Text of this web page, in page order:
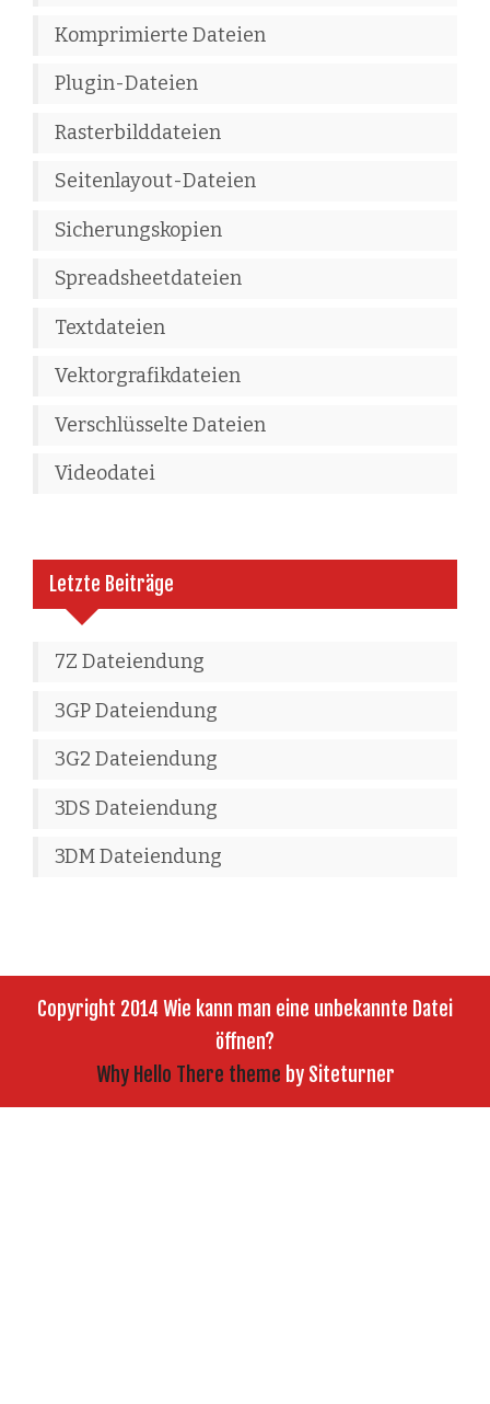
Komprimierte Dateien
Plugin-Dateien
Rasterbilddateien
Seitenlayout-Dateien
Sicherungskopien
Spreadsheetdateien
Textdateien
Vektorgrafikdateien
Verschlüsselte Dateien
Videodatei
Letzte Beiträge
7Z Dateiendung
3GP Dateiendung
3G2 Dateiendung
3DS Dateiendung
3DM Dateiendung
Copyright 2014 Wie kann man eine unbekannte Datei
öffnen?
Why Hello There theme by Siteturner